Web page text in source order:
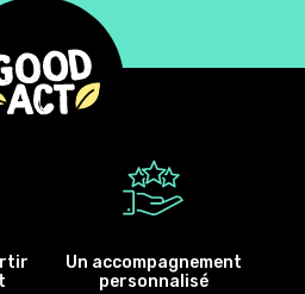
Un accompagnement
personnalisé